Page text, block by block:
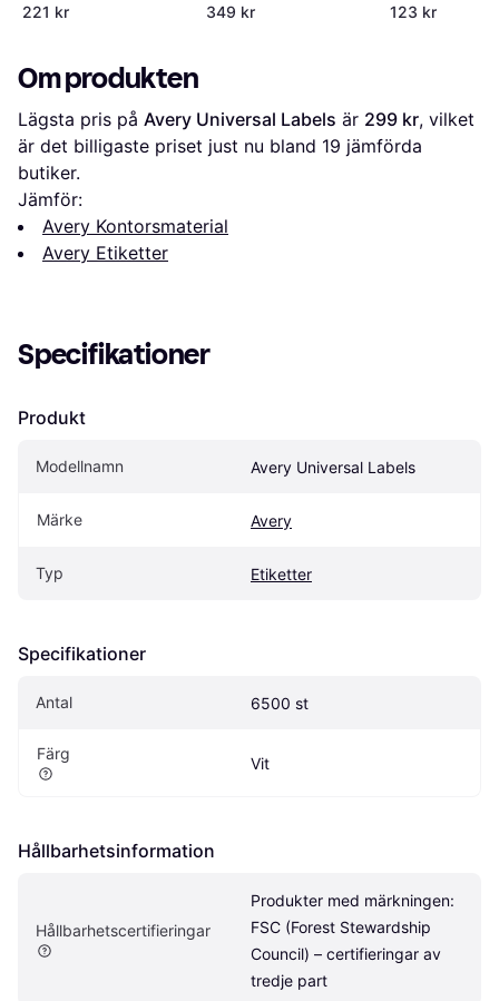
221 kr 349 kr 123 kr
Om produkten
Lägsta pris på Avery Universal Labels är 299 kr, vilket
är det billigaste priset just nu bland 19 jämförda
butiker.
Jämför:
Avery Kontorsmaterial
Avery Etiketter
Specifikationer
Produkt
Modellnamn Avery Universal Labels
Märke Avery
Typ Etiketter
Specifikationer
Antal 6500 st
Färg
Vit
Hållbarhetsinformation
Hållbarhetscertifieringar
Produkter med märkningen:
FSC (Forest Stewardship
Council) – certifieringar av
tredje part